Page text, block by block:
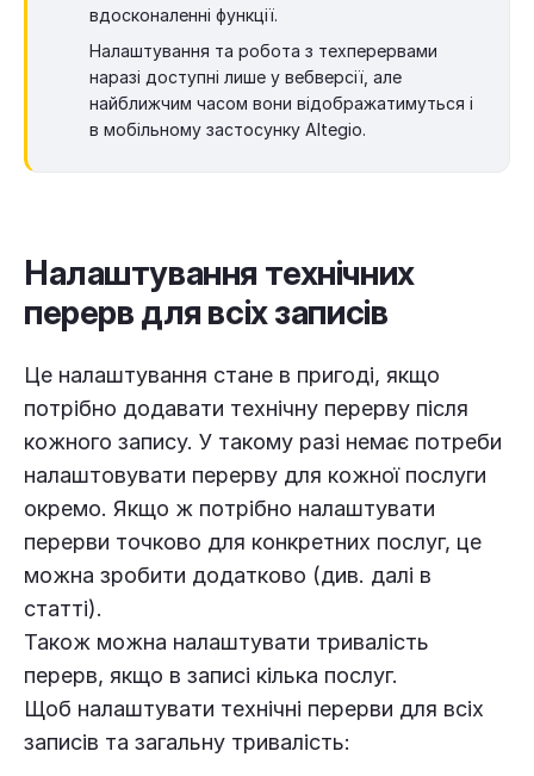
вдосконаленні функції.
Налаштування та робота з техперервами
наразі доступні лише у вебверсії, але
найближчим часом вони відображатимуться і
в мобільному застосунку Altegio.
Налаштування технічних
перерв для всіх записів
Це налаштування стане в пригоді, якщо
потрібно додавати технічну перерву після
кожного запису. У такому разі немає потреби
налаштовувати перерву для кожної послуги
окремо. Якщо ж потрібно налаштувати
перерви точково для конкретних послуг, це
можна зробити додатково (див. далі в
статті).
Також можна налаштувати тривалість
перерв, якщо в записі кілька послуг.
Щоб налаштувати технічні перерви для всіх
записів та загальну тривалість: